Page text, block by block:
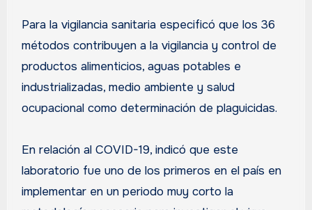
Para la vigilancia sanitaria especificó que los 36
métodos contribuyen a la vigilancia y control de
productos alimenticios, aguas potables e
industrializadas, medio ambiente y salud
ocupacional como determinación de plaguicidas.
En relación al COVID-19, indicó que este
laboratorio fue uno de los primeros en el país en
implementar en un periodo muy corto la